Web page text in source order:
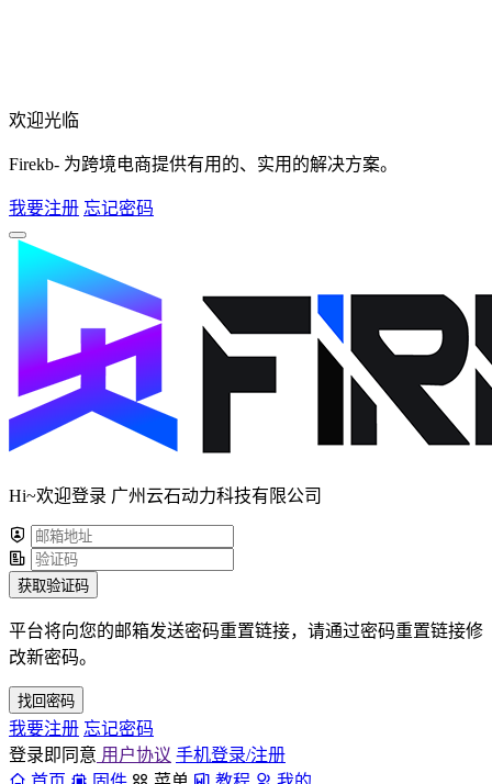
欢迎光临
Firekb- 为跨境电商提供有用的、实用的解决方案。
我要注册 忘记密码
Hi~欢迎登录 广州云石动力科技有限公司
获取验证码
平台将向您的邮箱发送密码重置链接，请通过密码重置链接修
改新密码。
找回密码
我要注册 忘记密码
登录即同意 用户协议 手机登录/注册